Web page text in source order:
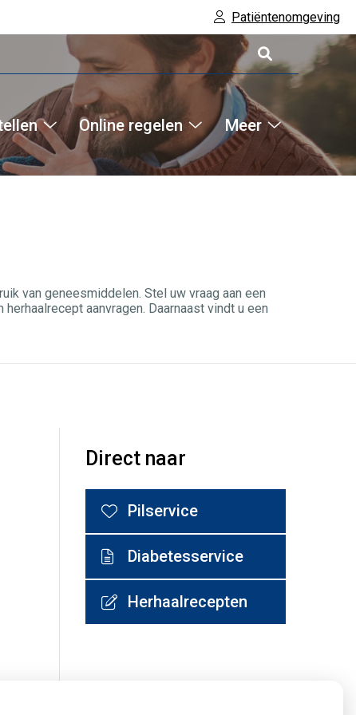
Patiëntenomgeving
Online
bestellen
Online regelen
Online
regelen
Meer
Meer
submenu
van geneesmiddelen. Stel uw vraag aan een
aanvragen. Daarnaast vindt u een
Direct naar
Pilservice
Diabetesservice
Herhaalrecepten